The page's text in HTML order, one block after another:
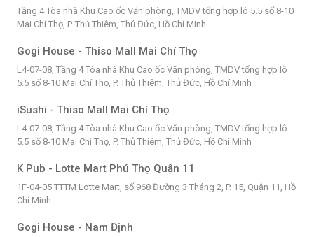
Tầng 4 Tòa nhà Khu Cao ốc Văn phòng, TMDV tổng hợp lô 5.5 số 8-10
Mai Chí Thọ, P. Thủ Thiêm, Thủ Đức, Hồ Chí Minh
Gogi House - Thiso Mall Mai Chí Thọ
L4-07-08, Tầng 4 Tòa nhà Khu Cao ốc Văn phòng, TMDV tổng hợp lô
5.5 số 8-10 Mai Chí Thọ, P. Thủ Thiêm, Thủ Đức, Hồ Chí Minh
iSushi - Thiso Mall Mai Chí Thọ
L4-07-08, Tầng 4 Tòa nhà Khu Cao ốc Văn phòng, TMDV tổng hợp lô
5.5 số 8-10 Mai Chí Thọ, P. Thủ Thiêm, Thủ Đức, Hồ Chí Minh
K Pub - Lotte Mart Phú Thọ Quận 11
1F-04-05 TTTM Lotte Mart, số 968 Đường 3 Tháng 2, P. 15, Quận 11, Hồ
Chí Minh
Gogi House - Nam Định